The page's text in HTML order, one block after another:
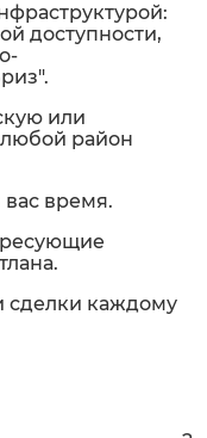
доступности,
или
район
время.
сделки каждому